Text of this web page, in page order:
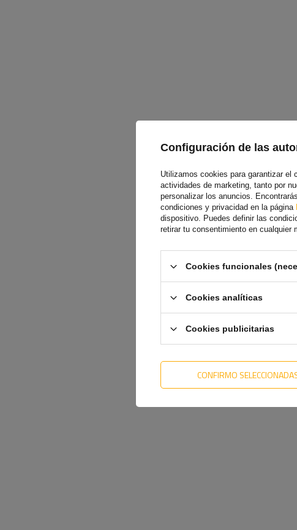
Configuración de las
Utilizamos cookies para garantizar
actividades de marketing, tanto por
personalizar los anuncios.
condiciones y privacidad en la página
dispositivo. Puedes definir las
retirar tu consentimiento en cualquier
Cookies funcionales
Cookies analíticas
Cookies publicitarias
CONFIRMO